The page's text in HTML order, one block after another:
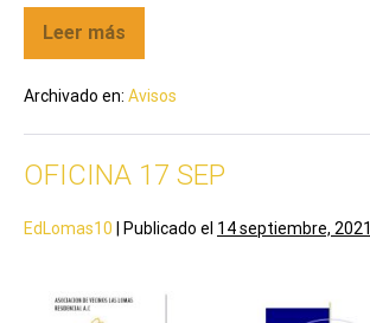
Leer más
Archivado en: Avisos
OFICINA 17 SEP
EdLomas10 Publicado el 14 septiembre, 2021